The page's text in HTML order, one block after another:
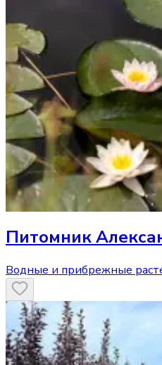
Питомник
Водные и прибрежные